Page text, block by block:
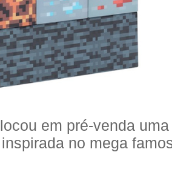
em pré-venda
no mega